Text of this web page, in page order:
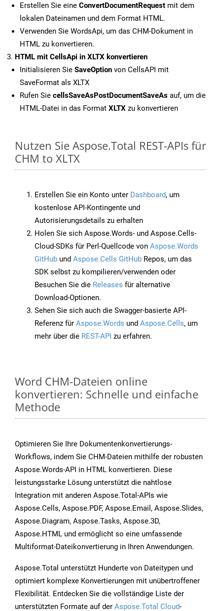
Erstellen Sie eine ConvertDocumentRequest mit dem
lokalen Dateinamen und dem Format HTML.
Verwenden Sie WordsApi, um das CHM-Dokument in
HTML zu konvertieren.
HTML mit CellsApi in XLTX konvertieren
Initialisieren Sie SaveOption von CellsAPI mit
SaveFormat als XLTX
Rufen Sie cellsSaveAsPostDocumentSaveAs auf, um die
HTML-Datei in das Format XLTX zu konvertieren
Nutzen Sie Aspose.Total REST-APIs für
CHM to XLTX
Erstellen Sie ein Konto unter Dashboard, um
kostenlose API-Kontingente und
Autorisierungsdetails zu erhalten
Holen Sie sich Aspose.Words- und Aspose.Cells-
Cloud-SDKs für Perl-Quellcode von Aspose.Words
GitHub und Aspose.Cells GitHub Repos, um das
SDK selbst zu kompilieren/verwenden oder
Besuchen Sie die Releases für alternative
Download-Optionen.
Sehen Sie sich auch die Swagger-basierte API-
Referenz für Aspose.Words und Aspose.Cells, um
mehr über die REST-API zu erfahren.
Word CHM-Dateien online
konvertieren: Schnelle und einfache
Methode
Optimieren Sie Ihre Dokumentenkonvertierungs-
Workflows, indem Sie CHM-Dateien mithilfe der robusten
Aspose.Words-API in HTML konvertieren. Diese
leistungsstarke Lösung unterstützt die nahtlose
Integration mit anderen Aspose.Total-APIs wie
Aspose.Cells, Aspose.PDF, Aspose.Email, Aspose.Slides,
Aspose.Diagram, Aspose.Tasks, Aspose.3D,
Aspose.HTML und ermöglicht so eine umfassende
Multiformat-Dateikonvertierung in Ihren Anwendungen.
Aspose.Total unterstützt Hunderte von Dateitypen und
optimiert komplexe Konvertierungen mit unübertroffener
Flexibilität. Entdecken Sie die vollständige Liste der
unterstützten Formate auf der Aspose.Total Cloud-